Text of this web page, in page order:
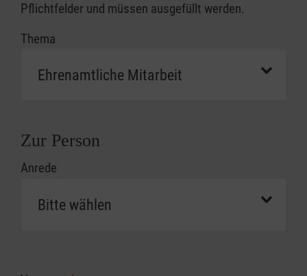
Pflichtfelder und müssen ausgefüllt werden.
Thema
Zur Person
Anrede